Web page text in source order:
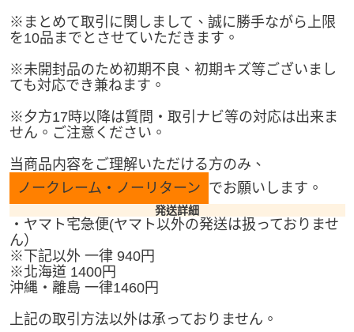
※まとめて取引に関しまして、誠に勝手ながら上限
を10品までとさせていただきます。
※未開封品のため初期不良、初期キズ等ございまし
ても対応でき兼ねます。
※夕方17時以降は質問・取引ナビ等の対応は出来ま
せん。ご注意ください。
当商品内容をご理解いただける方のみ、
ノークレーム・ノーリターン でお願いします。
発送詳細
・ヤマト宅急便(ヤマト以外の発送は扱っておりませ
ん）
※下記以外 一律 940円
※北海道 1400円
沖縄・離島 一律1460円
上記の取引方法以外は承っておりません。